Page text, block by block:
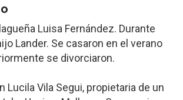
Luisa Fernández. Durante
Lander. Se casaron en el verano
se divorciaron.
Lucila Vila Segui, propietaria de un